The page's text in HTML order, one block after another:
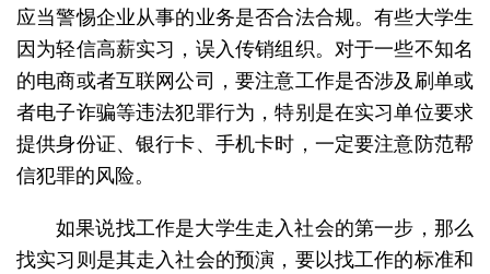
应当警惕企业从事的业务是否合法合规。有些大学生
因为轻信高薪实习，误入传销组织。对于一些不知名
的电商或者互联网公司，要注意工作是否涉及刷单或
者电子诈骗等违法犯罪行为，特别是在实习单位要求
提供身份证、银行卡、手机卡时，一定要注意防范帮
信犯罪的风险。
如果说找工作是大学生走入社会的第一步，那么
找实习则是其走入社会的预演，要以找工作的标准和